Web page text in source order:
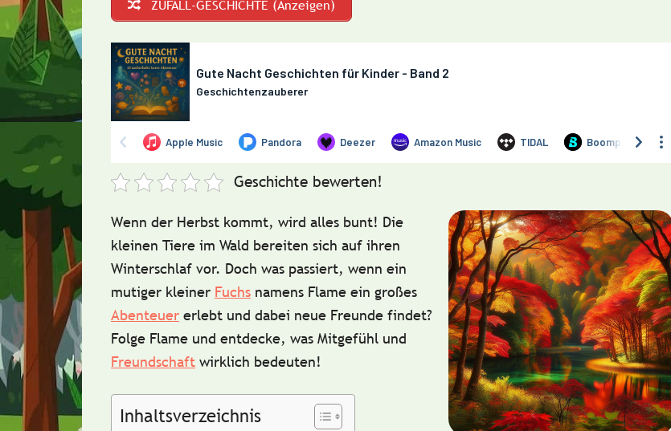
ZUFALL-GESCHICHTE (Anzeigen)
Geschichte bewerten!
Wenn der Herbst kommt, wird alles bunt! Die
kleinen Tiere im Wald bereiten sich auf ihren
Winterschlaf vor. Doch was passiert, wenn ein
mutiger kleiner Fuchs namens Flame ein großes
Abenteuer erlebt und dabei neue Freunde findet?
Folge Flame und entdecke, was Mitgefühl und
Freundschaft wirklich bedeuten!
Inhaltsverzeichnis